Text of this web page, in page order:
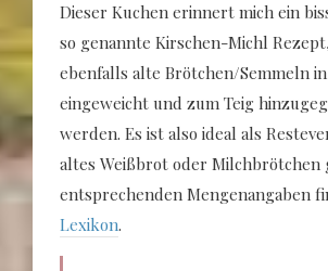
Dieser Kuchen erinnert mich ein
so genannte Kirschen-Michl
ebenfalls alte Brötchen/Semmeln
eingeweicht und zum Teig
werden. Es ist also ideal als
altes Weißbrot oder Milchbrötchen
entsprechenden Mengenangaben
Lexikon.